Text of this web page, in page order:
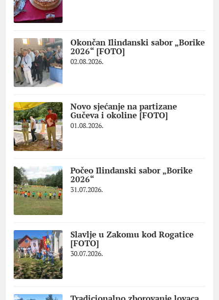
Okončan Ilindanski sabor „Borike
2026“ [FOTO]
02.08.2026.
Novo sjećanje na partizane
Gučeva i okoline [FOTO]
01.08.2026.
Počeo Ilindanski sabor „Borike
2026“
31.07.2026.
Slavlje u Zakomu kod Rogatice
[FOTO]
30.07.2026.